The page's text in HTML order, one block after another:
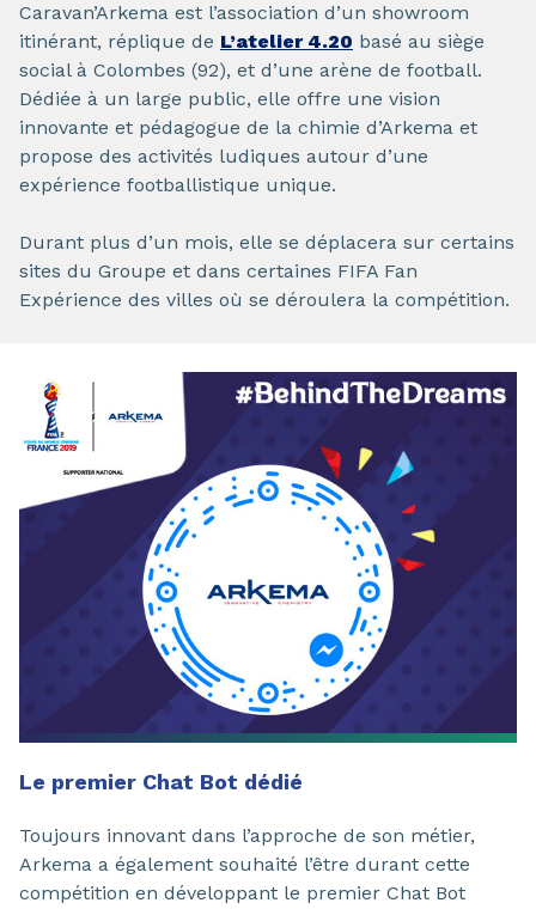
Caravan’Arkema est l’association d’un showroom
itinérant, réplique de L’atelier 4.20 basé au siège
social à Colombes (92), et d’une arène de football.
Dédiée à un large public, elle offre une vision
innovante et pédagogue de la chimie d’Arkema et
propose des activités ludiques autour d’une
expérience footballistique unique.
Durant plus d’un mois, elle se déplacera sur certains
sites du Groupe et dans certaines FIFA Fan
Expérience des villes où se déroulera la compétition.
Le premier Chat Bot dédié
Toujours innovant dans l’approche de son métier,
Arkema a également souhaité l’être durant cette
compétition en développant le premier Chat Bot